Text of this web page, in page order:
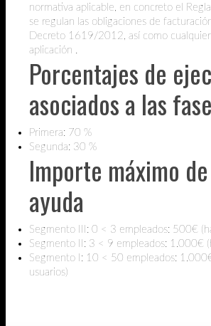
normativa aplicable, en concreto el
se regulan las obligaciones de
Decreto 1619/2012, así como
aplicación .
Porcentajes de
asociados a las
Primera: 70 %
Segunda: 30 %
Importe máximo
ayuda
Segmento III: 0 < 3 empleados: 500€
Segmento II: 3 < 9 empleados: 1.000€
Segmento I: 10 < 50 empleados:
usuarios)